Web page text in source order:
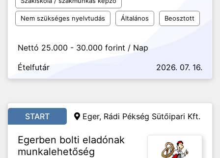
Nem szükséges nyelvtudás Általános Beosztott
Nettó 25.000 - 30.000 forint / Nap
Ételfutár
2026. 07. 16.
START Eger, Rádi Pékség Sütőipari Kft.
Egerben bolti eladónak
munkalehetőség